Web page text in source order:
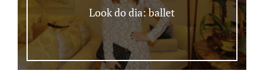
Look do dia: ballet